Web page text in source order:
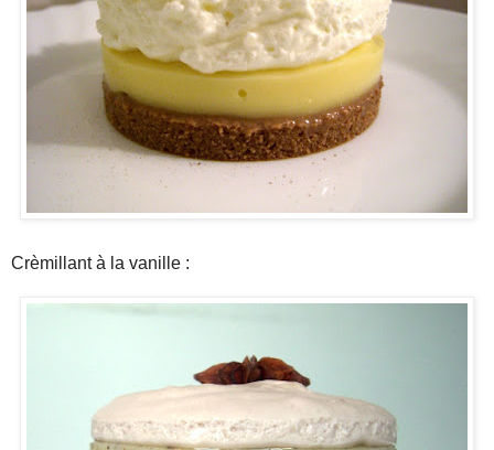
Crèmillant à la vanille :